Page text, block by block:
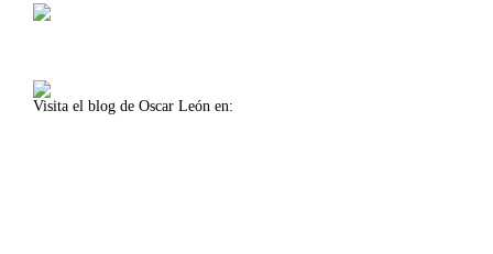
Visita el blog de Oscar León en: